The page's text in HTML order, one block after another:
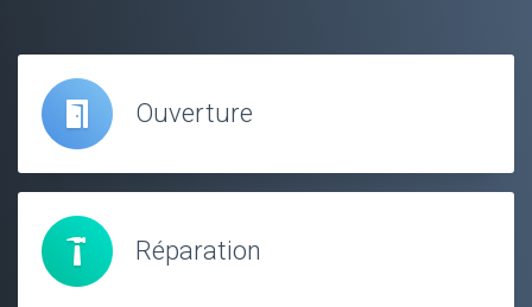
Ouverture
Réparation